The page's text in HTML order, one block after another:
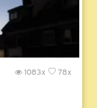
78x
1083x